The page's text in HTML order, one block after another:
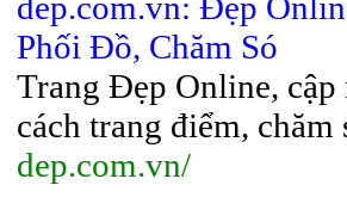
Phối Đồ, Chăm Só
Trang Đẹp Online,
cách trang điểm, chăm
dep.com.vn/